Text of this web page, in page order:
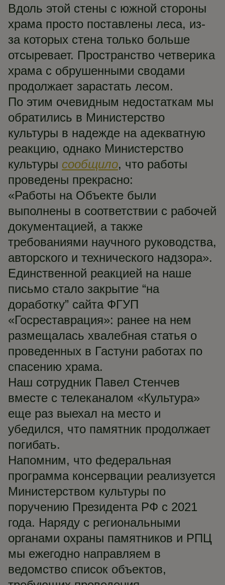
Вдоль этой стены с южной стороны
храма просто поставлены леса, из-
за которых стена только больше
отсыревает. Пространство четверика
храма с обрушенными сводами
продолжает зарастать лесом.
По этим очевидным недостаткам мы
обратились в Министерство
культуры в надежде на адекватную
реакцию, однако Министерство
культуры сообщило, что работы
проведены прекрасно:
«Работы на Объекте были
выполнены в соответствии с рабочей
документацией, а также
требованиями научного руководства,
авторского и технического надзора».
Единственной реакцией на наше
письмо стало закрытие “на
доработку” сайта ФГУП
«Госреставрация»: ранее на нем
размещалась хвалебная статья о
проведенных в Гастуни работах по
спасению храма.
Наш сотрудник Павел Стенчев
вместе с телеканалом «Культура»
еще раз выехал на место и
убедился, что памятник продолжает
погибать.
Напомним, что федеральная
программа консервации реализуется
Министерством культуры по
поручению Президента РФ с 2021
года. Наряду с региональными
органами охраны памятников и РПЦ
мы ежегодно направляем в
ведомство список объектов,